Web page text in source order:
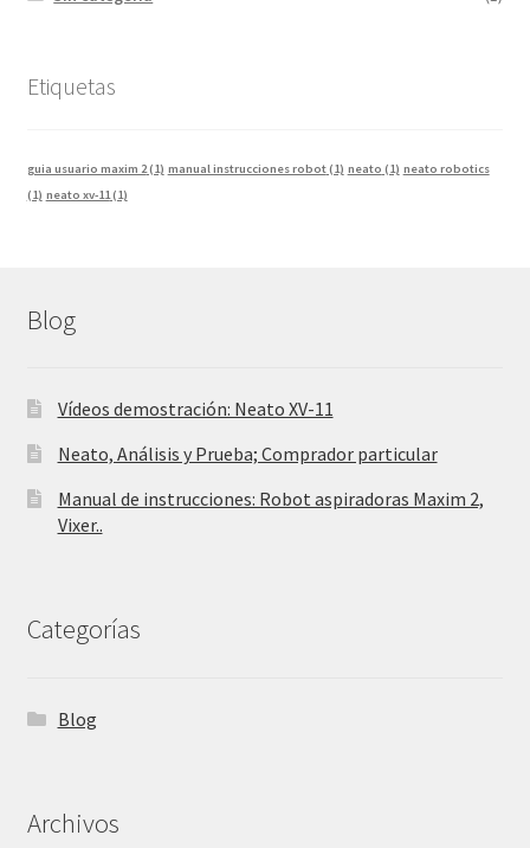
Etiquetas
guia usuario maxim 2(1) manual instrucciones robot(1) neato (1) neato robotics
(1) neato xv-11(1)
Blog
Vídeos demostración: Neato XV-11
Neato, Análisis y Prueba; Comprador particular
Manual de instrucciones: Robot aspiradoras Maxim 2,
Vixer..
Categorías
Blog
Archivos